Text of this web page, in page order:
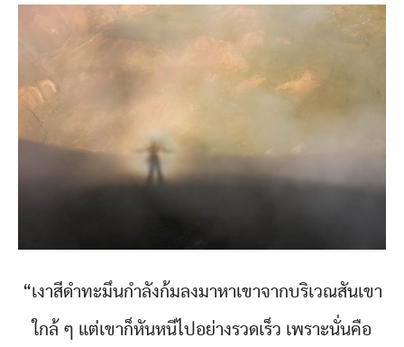
“เงาสีดำทะมึนกำลังก้มลงมาหาเขาจากบริเวณสันเขา
ใกล้ ๆ แต่เขาก็หันหนีไปอย่างรวดเร็ว เพราะนั่นคือ